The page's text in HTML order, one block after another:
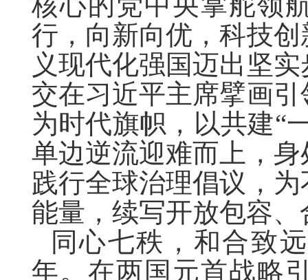
行，向新向优，科技
义现代化强国迈出坚
交在习近平主席擘画
为时代旗帜，以共建“
单边逆流迎难而上，
践行全球治理倡议，
能量，续写开放包容
同心七秩，和合致
年。在两国元首战略